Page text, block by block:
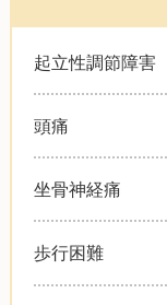
起立性調節障害
頭痛
坐骨神経痛
歩行困難